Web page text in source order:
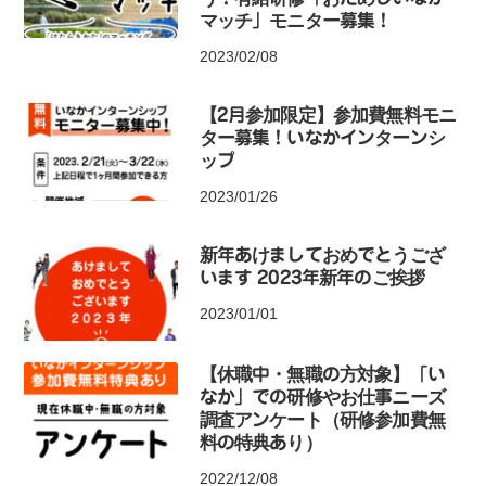
マッチ」モニター募集！
2023/02/08
【2月参加限定】参加費無料モニ
ター募集！いなかインターンシ
ップ
2023/01/26
新年あけましておめでとうござ
います 2023年新年のご挨拶
2023/01/01
【休職中・無職の方対象】「い
なか」での研修やお仕事ニーズ
調査アンケート（研修参加費無
料の特典あり）
2022/12/08